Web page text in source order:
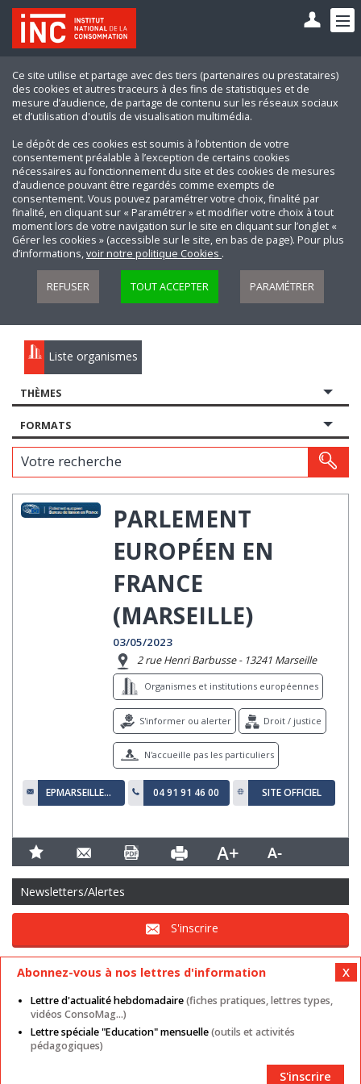
Ce site utilise et partage avec des tiers (partenaires ou prestataires)
des cookies et autres traceurs à des fins de statistiques et de
mesure d’audience, de partage de contenu sur les réseaux sociaux
et d’utilisation d'outils de visualisation multimédia.
Le dépôt de ces cookies est soumis à l’obtention de votre
consentement préalable à l’exception de certains cookies
nécessaires au fonctionnement du site et des cookies de mesures
d’audience pouvant être regardés comme exempts de
consentement. Vous pouvez paramétrer votre choix, finalité par
finalité, en cliquant sur « Paramétrer » et modifier votre choix à tout
moment lors de votre navigation sur le site en cliquant sur l’onglet «
Gérer les cookies » (accessible sur le site, en bas de page). Pour plus
d’informations,voir notre politique Cookies .
REFUSER TOUT ACCEPTER PARAMÉTRER
Liste organismes
THÈMES
FORMATS
Votre recherche
PARLEMENT
EUROPÉEN EN
FRANCE
(MARSEILLE)
03/05/2023
2 rue Henri Barbusse - 13241 Marseille
Organismes et institutions européennes
S'informer ou alerter Droit / justice
N'accueille pas les particuliers
EPMARSEILLE@EUROPARL.EUROPA.EU 04 91 91 46 00 SITE OFFICIEL
Newsletters/Alertes
S'inscrire
Mentions légales Nos autres sites CGU
Données personnelles
Abonnez-vous à nos lettres d'information
Lettre d'actualité hebdomadaire(fiches pratiques, lettres types,
vidéos ConsoMag...)
Lettre spéciale "Education" mensuelle(outils et activités
pédagogiques)
S'inscrire